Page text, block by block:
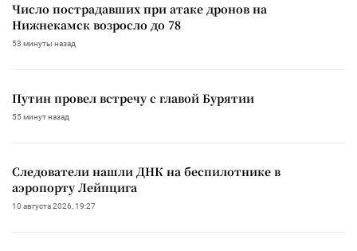
Число пострадавших при атаке дронов на
Нижнекамск возросло до 78
53 минуты назад
Путин провел встречу с главой Бурятии
55 минут назад
Следователи нашли ДНК на беспилотнике в
аэропорту Лейпцига
10 августа 2026, 19:27